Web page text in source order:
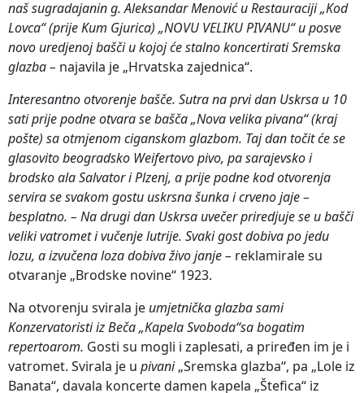
naš sugradajanin g. Aleksandar Menović u Restauraciji „Kod
Lovca“ (prije Kum Gjurica) „NOVU VELIKU PIVANU“ u posve
novo uredjenoj bašči u kojoj će stalno koncertirati Sremska
glazba – najavila je „Hrvatska zajednica“.
Interesantno otvorenje bašče. Sutra na prvi dan Uskrsa u 10
sati prije podne otvara se bašča „Nova velika pivana“ (kraj
pošte) sa otmjenom ciganskom glazbom. Taj dan točit će se
glasovito beogradsko Weifertovo pivo, pa sarajevsko i
brodsko ala Salvator i Plzenj, a prije podne kod otvorenja
servira se svakom gostu uskrsna šunka i crveno jaje –
besplatno. – Na drugi dan Uskrsa uvečer priredjuje se u bašči
veliki vatromet i vučenje lutrije. Svaki gost dobiva po jedu
lozu, a izvučena loza dobiva živo janje – reklamirale su
otvaranje „Brodske novine“ 1923.
Na otvorenju svirala je umjetnička glazba sami
Konzervatoristi iz Beča„Kapela Svoboda“sa bogatim
repertoarom. Gosti su mogli i zaplesati, a priređen im je i
vatromet. Svirala je u pivani„Sremska glazba“, pa „Lole iz
Banata“, davala koncerte damen kapela „Štefica“ iz